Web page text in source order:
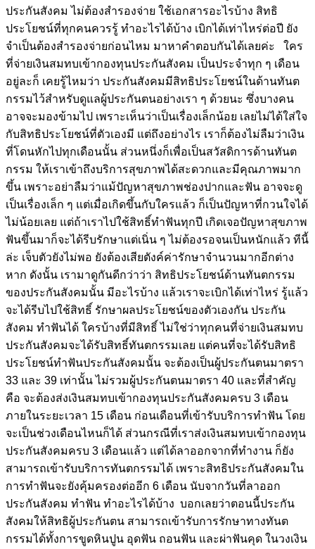
ประกันสังคม ไม่ต้องสำรองจ่าย ใช้เอกสารอะไรบ้าง สิทธิ
ประโยชน์ที่ทุกคนควรรู้ ทำอะไรได้บ้าง เบิกได้เท่าไหร่ต่อปี ยัง
จำเป็นต้องสำรองจ่ายก่อนไหม มาหาคำตอบกันได้เลยค่ะ ใคร
ที่จ่ายเงินสมทบเข้ากองทุนประกันสังคม เป็นประจำทุก ๆ เดือน
อยู่ละก็ เคยรู้ไหมว่า ประกันสังคมมีสิทธิประโยชน์ในด้านทันต
กรรมไว้สำหรับดูแลผู้ประกันตนอย่างเรา ๆ ด้วยนะ ซึ่งบางคน
อาจจะมองข้ามไป เพราะเห็นว่าเป็นเรื่องเล็กน้อย เลยไม่ได้ใส่ใจ
กับสิทธิประโยชน์ที่ตัวเองมี แต่ถึงอย่างไร เราก็ต้องไม่ลืมว่าเงิน
ที่โดนหักไปทุกเดือนนั้น ส่วนหนึ่งก็เพื่อเป็นสวัสดิการด้านทันต
กรรม ให้เราเข้าถึงบริการสุขภาพได้สะดวกและมีคุณภาพมาก
ขึ้น เพราะอย่าลืมว่าแม้ปัญหาสุขภาพช่องปากและฟัน อาจจะดู
เป็นเรื่องเล็ก ๆ แต่เมื่อเกิดขึ้นกับใครแล้ว ก็เป็นปัญหาที่กวนใจได้
ไม่น้อยเลย แต่ถ้าเราไปใช้สิทธิ์ทำฟันทุกปี เกิดเจอปัญหาสุขภาพ
ฟันขึ้นมาก็จะได้รีบรักษาแต่เนิ่น ๆ ไม่ต้องรอจนเป็นหนักแล้ว ทีนี้
ล่ะ เจ็บตัวยังไม่พอ ยังต้องเสียตังค์ค่ารักษาจำนวนมากอีกต่าง
หาก ดังนั้น เรามาดูกันดีกว่าว่า สิทธิประโยชน์ด้านทันตกรรม
ของประกันสังคมนั้น มีอะไรบ้าง แล้วเราจะเบิกได้เท่าไหร่ รู้แล้ว
จะได้รีบไปใช้สิทธิ์ รักษาผลประโยชน์ของตัวเองกัน ประกัน
สังคม ทำฟันได้ ใครบ้างที่มีสิทธิ์ ไม่ใช่ว่าทุกคนที่จ่ายเงินสมทบ
ประกันสังคมจะได้รับสิทธิ์ทันตกรรมเลย แต่คนที่จะได้รับสิทธิ
ประโยชน์ทำฟันประกันสังคมนั้น จะต้องเป็นผู้ประกันตนมาตรา
33 และ 39 เท่านั้น ไม่รวมผู้ประกันตนมาตรา 40 และที่สำคัญ
คือ จะต้องส่งเงินสมทบเข้ากองทุนประกันสังคมครบ 3 เดือน
ภายในระยะเวลา 15 เดือน ก่อนเดือนที่เข้ารับบริการทำฟัน โดย
จะเป็นช่วงเดือนไหนก็ได้ ส่วนกรณีที่เราส่งเงินสมทบเข้ากองทุน
ประกันสังคมครบ 3 เดือนแล้ว แต่ได้ลาออกจากที่ทำงาน ก็ยัง
สามารถเข้ารับบริการทันตกรรมได้ เพราะสิทธิประกันสังคมใน
การทำฟันจะยังคุ้มครองต่ออีก 6 เดือน นับจากวันที่ลาออก
ประกันสังคม ทำฟัน ทำอะไรได้บ้าง บอกเลยว่าตอนนี้ประกัน
สังคมให้สิทธิผู้ประกันตน สามารถเข้ารับการรักษาทางทันต
กรรมได้ทั้งการขูดหินปูน อุดฟัน ถอนฟัน และผ่าฟันคุด ในวงเงิน